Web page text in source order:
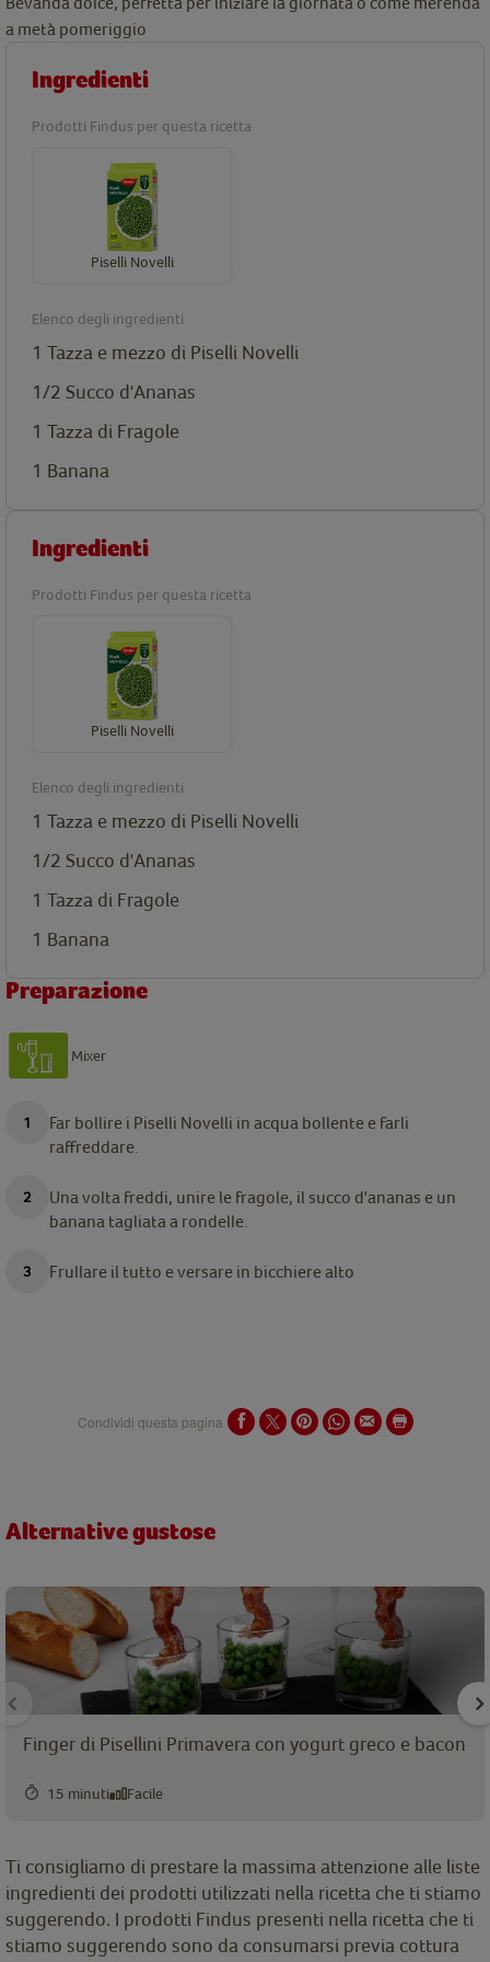
a metà pomeriggio
Ingredienti
Prodotti Findus per questa ricetta
Piselli Novelli
Elenco degli ingredienti
1 Tazza e mezzo di Piselli Novelli
1/2 Succo d'Ananas
1 Tazza di Fragole
1 Banana
Ingredienti
Prodotti Findus per questa ricetta
Piselli Novelli
Elenco degli ingredienti
1 Tazza e mezzo di Piselli Novelli
1/2 Succo d'Ananas
1 Tazza di Fragole
1 Banana
Preparazione
Mixer
Far bollire i Piselli Novelli in acqua bollente e farli
raffreddare.
Una volta freddi, unire le fragole, il succo d'ananas e un
banana tagliata a rondelle.
Frullare il tutto e versare in bicchiere alto
Condividi questa pagina
Alternative gustose
Finger di Pisellini Primavera con yogurt greco e bacon
15 minuti Facile
Ti consigliamo di prestare la massima attenzione alle liste
ingredienti dei prodotti utilizzati nella ricetta che ti stiamo
suggerendo. I prodotti Findus presenti nella ricetta che ti
stiamo suggerendo sono da consumarsi previa cottura